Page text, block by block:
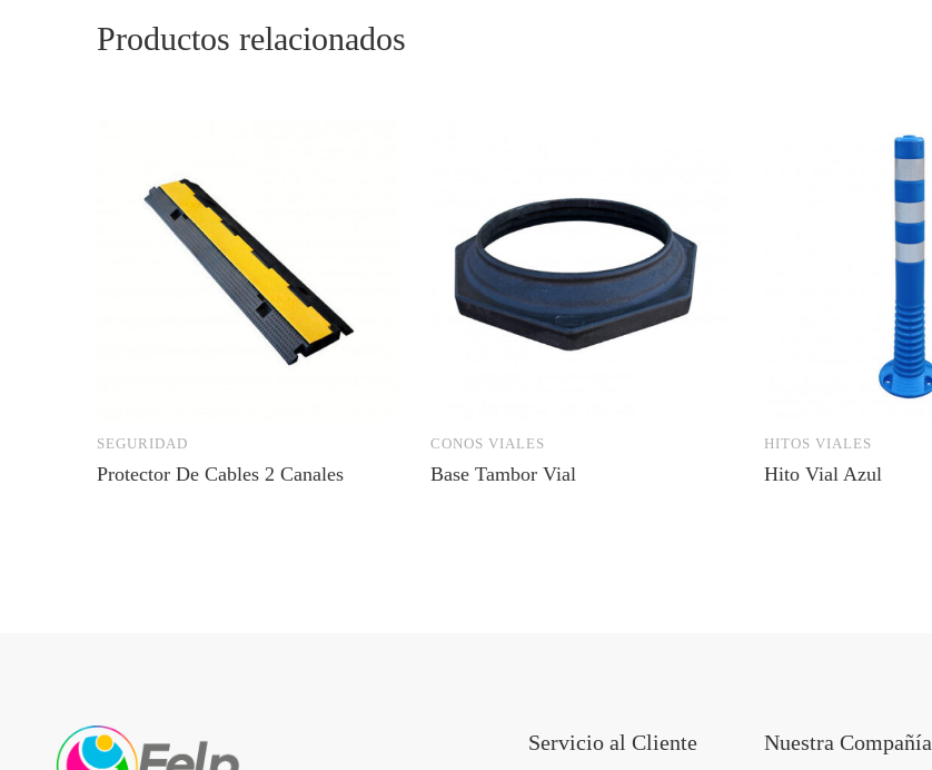
Productos relacionados
SEGURIDAD
Protector De Cables 2 Canales
CONOS VIALES
Base Tambor Vial
HITOS VIALES
Hito Vial Azul
Servicio al Cliente Nuestra Compañía